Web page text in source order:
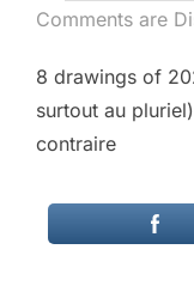
Comments are
8 drawings of
surtout au
contraire